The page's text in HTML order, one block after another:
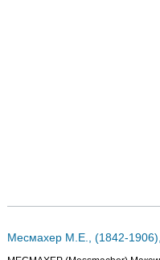
Месмахер М.Е., (1842-1906),